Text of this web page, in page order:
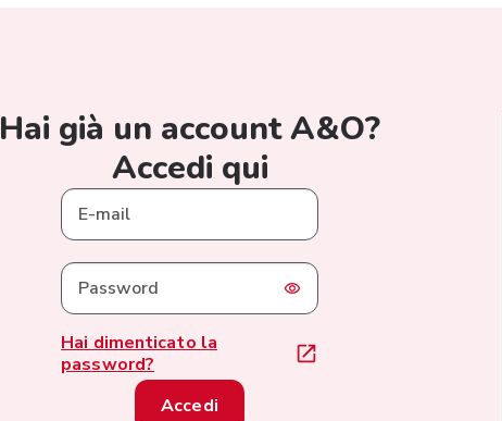
Hai già un account A&O?
Accedi qui
E-mail
Password
Hai dimenticato la
password?
Accedi